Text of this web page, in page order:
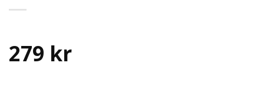
279 kr